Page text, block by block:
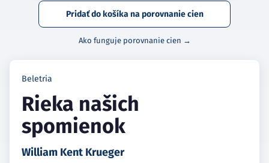
Pridať do košíka na porovnanie cien
Ako funguje porovnanie cien →
Beletria
Rieka našich
spomienok
William Kent Krueger